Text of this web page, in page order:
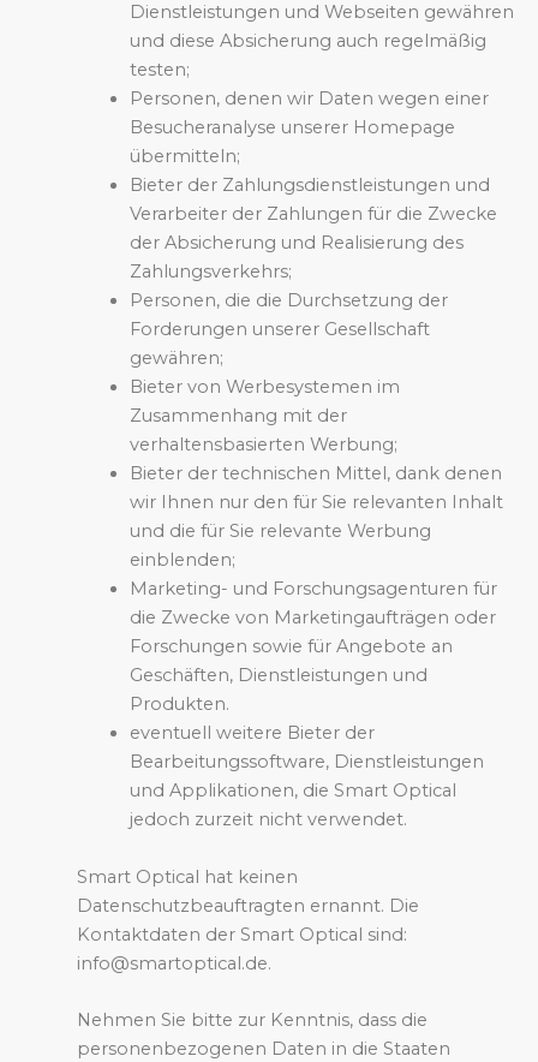
Dienstleistungen und Webseiten gewähren
und diese Absicherung auch regelmäßig
testen;
Personen, denen wir Daten wegen einer
Besucheranalyse unserer Homepage
übermitteln;
Bieter der Zahlungsdienstleistungen und
Verarbeiter der Zahlungen für die Zwecke
der Absicherung und Realisierung des
Zahlungsverkehrs;
Personen, die die Durchsetzung der
Forderungen unserer Gesellschaft
gewähren;
Bieter von Werbesystemen im
Zusammenhang mit der
verhaltensbasierten Werbung;
Bieter der technischen Mittel, dank denen
wir Ihnen nur den für Sie relevanten Inhalt
und die für Sie relevante Werbung
einblenden;
Marketing- und Forschungsagenturen für
die Zwecke von Marketingaufträgen oder
Forschungen sowie für Angebote an
Geschäften, Dienstleistungen und
Produkten.
eventuell weitere Bieter der
Bearbeitungssoftware, Dienstleistungen
und Applikationen, die Smart Optical
jedoch zurzeit nicht verwendet.
Smart Optical hat keinen
Datenschutzbeauftragten ernannt. Die
Kontaktdaten der Smart Optical sind:
info@smartoptical.de.
Nehmen Sie bitte zur Kenntnis, dass die
personenbezogenen Daten in die Staaten